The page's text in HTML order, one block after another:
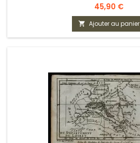
Prix
45,90 €
 Ajouter au panier